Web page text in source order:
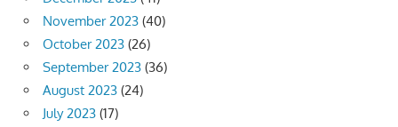
November 2023 (40)
October 2023 (26)
September 2023 (36)
August 2023 (24)
July 2023 (17)